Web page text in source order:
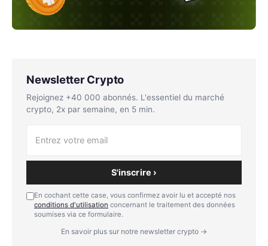
Newsletter Crypto
Rejoignez +40 000 abonnés. L'essentiel du marché
crypto, 2x par semaine, en 5 min.
S'inscrire ›
En cochant cette case, vous confirmez avoir lu et accepté nos
conditions d'utilisation concernant le traitement des données
soumises via ce formulaire.
En savoir plus sur notre newsletter crypto →